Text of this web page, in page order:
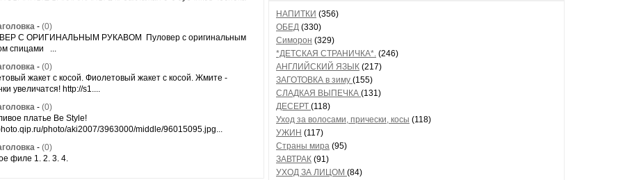
- (0)
С ОРИГИНАЛЬНЫМ РУКАВОМ Пуловер с оригинальным
спицами ...
- (0)
жакет с косой. Фиолетовый жакет с косой. Жмите -
увеличатся! http://s1....
- (0)
платье Be Style!
photo/aki2007/3963000/middle/96015095.jpg...
- (0)
филе 1. 2. 3. 4.
НАПИТКИ (356)
ОБЕД (330)
Симорон (329)
*ДЕТСКАЯ СТРАНИЧКА*. (246)
АНГЛИЙСКИЙ ЯЗЫК (217)
ЗАГОТОВКА в зиму (155)
СЛАДКАЯ ВЫПЕЧКА (131)
ДЕСЕРТ (118)
Уход за волосами, прически, косы (118)
УЖИН (117)
Страны мира (95)
ЗАВТРАК (91)
УХОД ЗА ЛИЦОМ (84)